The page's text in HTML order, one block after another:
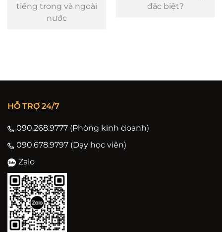
tiếng trong và ngoài
nước
đặc biệt?
HỖ TRỢ 24/7
090.268.9777 (Phòng kinh doanh)
090.678.9797 (Dạy học viên)
Zalo